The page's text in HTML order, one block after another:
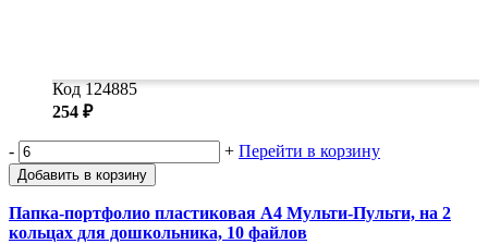
Код 124885
254 ₽
- + Перейти в корзину
Добавить в корзину
Папка-портфолио пластиковая А4 Мульти-Пульти, на 2
кольцах для дошкольника, 10 файлов